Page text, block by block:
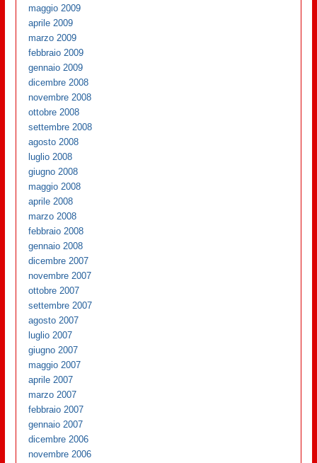
maggio 2009
aprile 2009
marzo 2009
febbraio 2009
gennaio 2009
dicembre 2008
novembre 2008
ottobre 2008
settembre 2008
agosto 2008
luglio 2008
giugno 2008
maggio 2008
aprile 2008
marzo 2008
febbraio 2008
gennaio 2008
dicembre 2007
novembre 2007
ottobre 2007
settembre 2007
agosto 2007
luglio 2007
giugno 2007
maggio 2007
aprile 2007
marzo 2007
febbraio 2007
gennaio 2007
dicembre 2006
novembre 2006